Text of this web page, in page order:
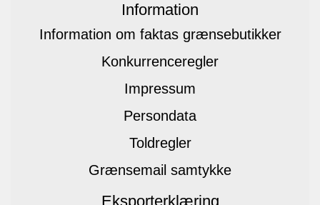
Information
Information om faktas grænsebutikker
Konkurrenceregler
Impressum
Persondata
Toldregler
Grænsemail samtykke
Eksporterklæring